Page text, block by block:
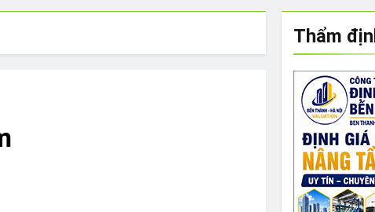
you think and here’s why!
The Ultimate Guide to What
Can Bulldogs Run Long
to Train Them! How Often Do I Need to
Thẩm